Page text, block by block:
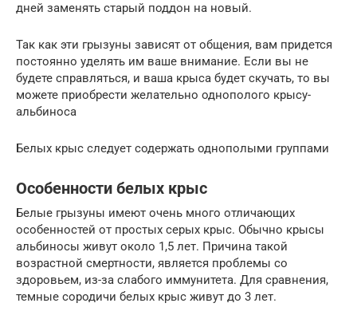
дней заменять старый поддон на новый.
Так как эти грызуны зависят от общения, вам придется
постоянно уделять им ваше внимание. Если вы не
будете справляться, и ваша крыса будет скучать, то вы
можете приобрести желательно однополого крысу-
альбиноса
Белых крыс следует содержать однополыми группами
Особенности белых крыс
Белые грызуны имеют очень много отличающих
особенностей от простых серых крыс. Обычно крысы
альбиносы живут около 1,5 лет. Причина такой
возрастной смертности, является проблемы со
здоровьем, из-за слабого иммунитета. Для сравнения,
темные сородичи белых крыс живут до 3 лет.